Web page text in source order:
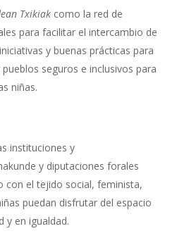
Txikiakcomo la red de
para facilitar el intercambio de
y buenas prácticas para
seguros e inclusivos para
niñas.
instituciones y
y diputaciones forales
con el tejido social, feminista,
puedan disfrutar del espacio
y en igualdad.